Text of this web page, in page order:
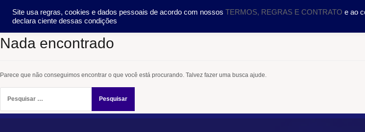
conteúdo
SOCIEDADE METODOLOGIA CURSOS SERVIÇOS
Nada encontrado
Parece que não conseguimos encontrar o que você está procurando. Talvez fazer uma busca ajude.
por:
Site usa regras, cookies e dados pessoais de acordo com nossos TERMOS, REGRAS E CONTRATO e ao
declara ciente dessas condições